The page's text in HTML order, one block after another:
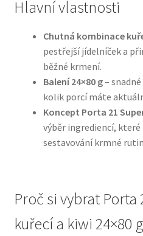
přírodními složkami
Happy Dog — Německá
Hill’s pro psy
Hračky pro psy
Konzervy a kapsičky pro psy
Oblečky pro psy
Pamlsky pro psy
Hlavní vlastnosti
Chutná kombinace
pestřejší jídelníček a
běžné krmení.
Balení 24×80 g–
kolik porcí máte
Koncept Porta 21
výběr ingrediencí,
sestavování krmné
Proč si vybrat Porta
kuřecí a kiwi 24×80 g